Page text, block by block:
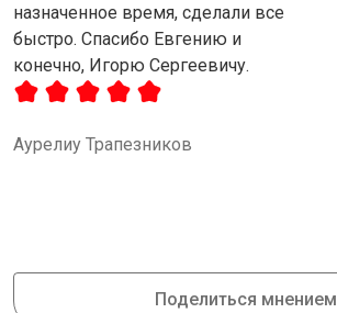
назначенное время, сделали все
быстро. Спасибо Евгению и
конечно, Игорю Сергеевичу.
Аурелиу Трапезников
Поделиться мнением